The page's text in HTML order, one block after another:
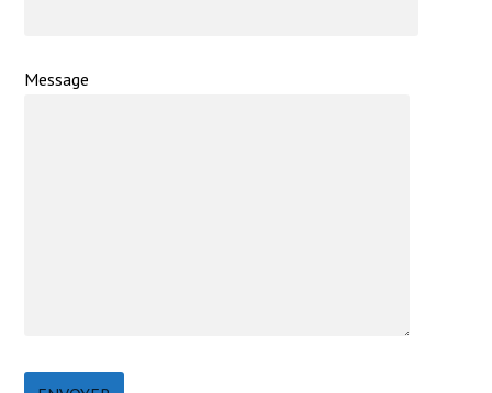
Message